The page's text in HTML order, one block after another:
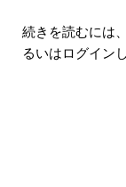
続きを読むには
るいはログイン